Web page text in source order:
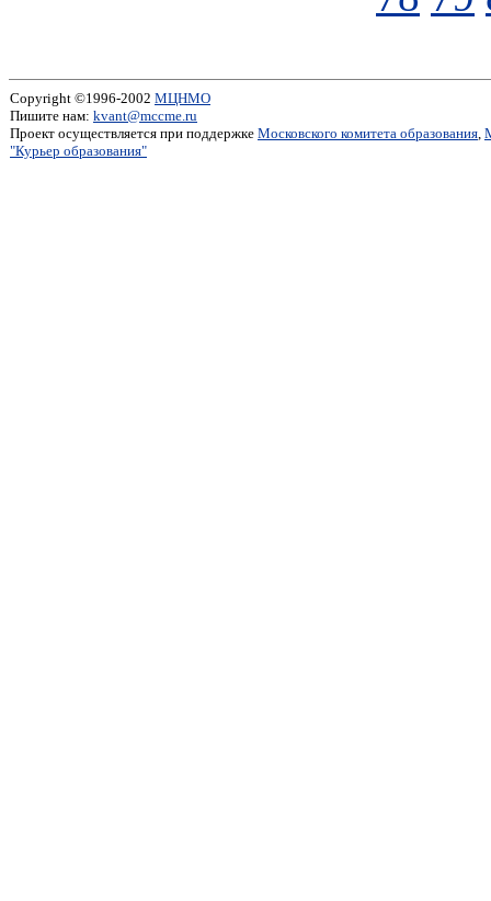
Copyright ©1996-2002 МЦНМО
Пишите нам: kvant@mccme.ru
Проект осуществляется при поддержке Московского комитета образования,
"Курьер образования"